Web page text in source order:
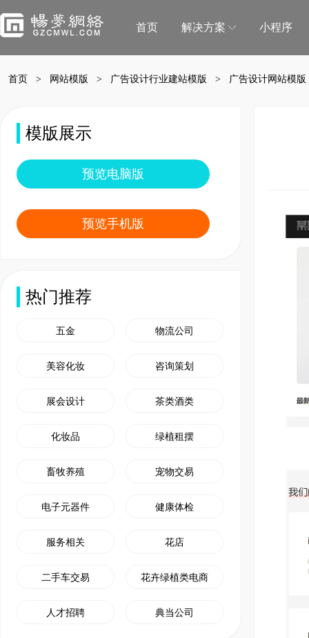
首页 解决方案
门店解决方案
微信小程序商城
移动电商拼团分销砍价秒杀一样都不能少
蛋糕店门店小程序
便利店小程序
水果门店开拓线上营销利器
装修公司小程序
大转盘、刮刮乐、砸金蛋、九宫格等 写软文，软文发布，
小程序
首页 > 网站模版 > 广告设计行业建站模版 > 广告设计网站模版
模版展示
预览电脑版
预览手机版
热门推荐
五金 物流公司
美容化妆 咨询策划
展会设计 茶类酒类
化妆品 绿植租摆
畜牧养殖 宠物交易
电子元器件 健康体检
服务相关 花店
二手车交易 花卉绿植类电商
人才招聘 典当公司